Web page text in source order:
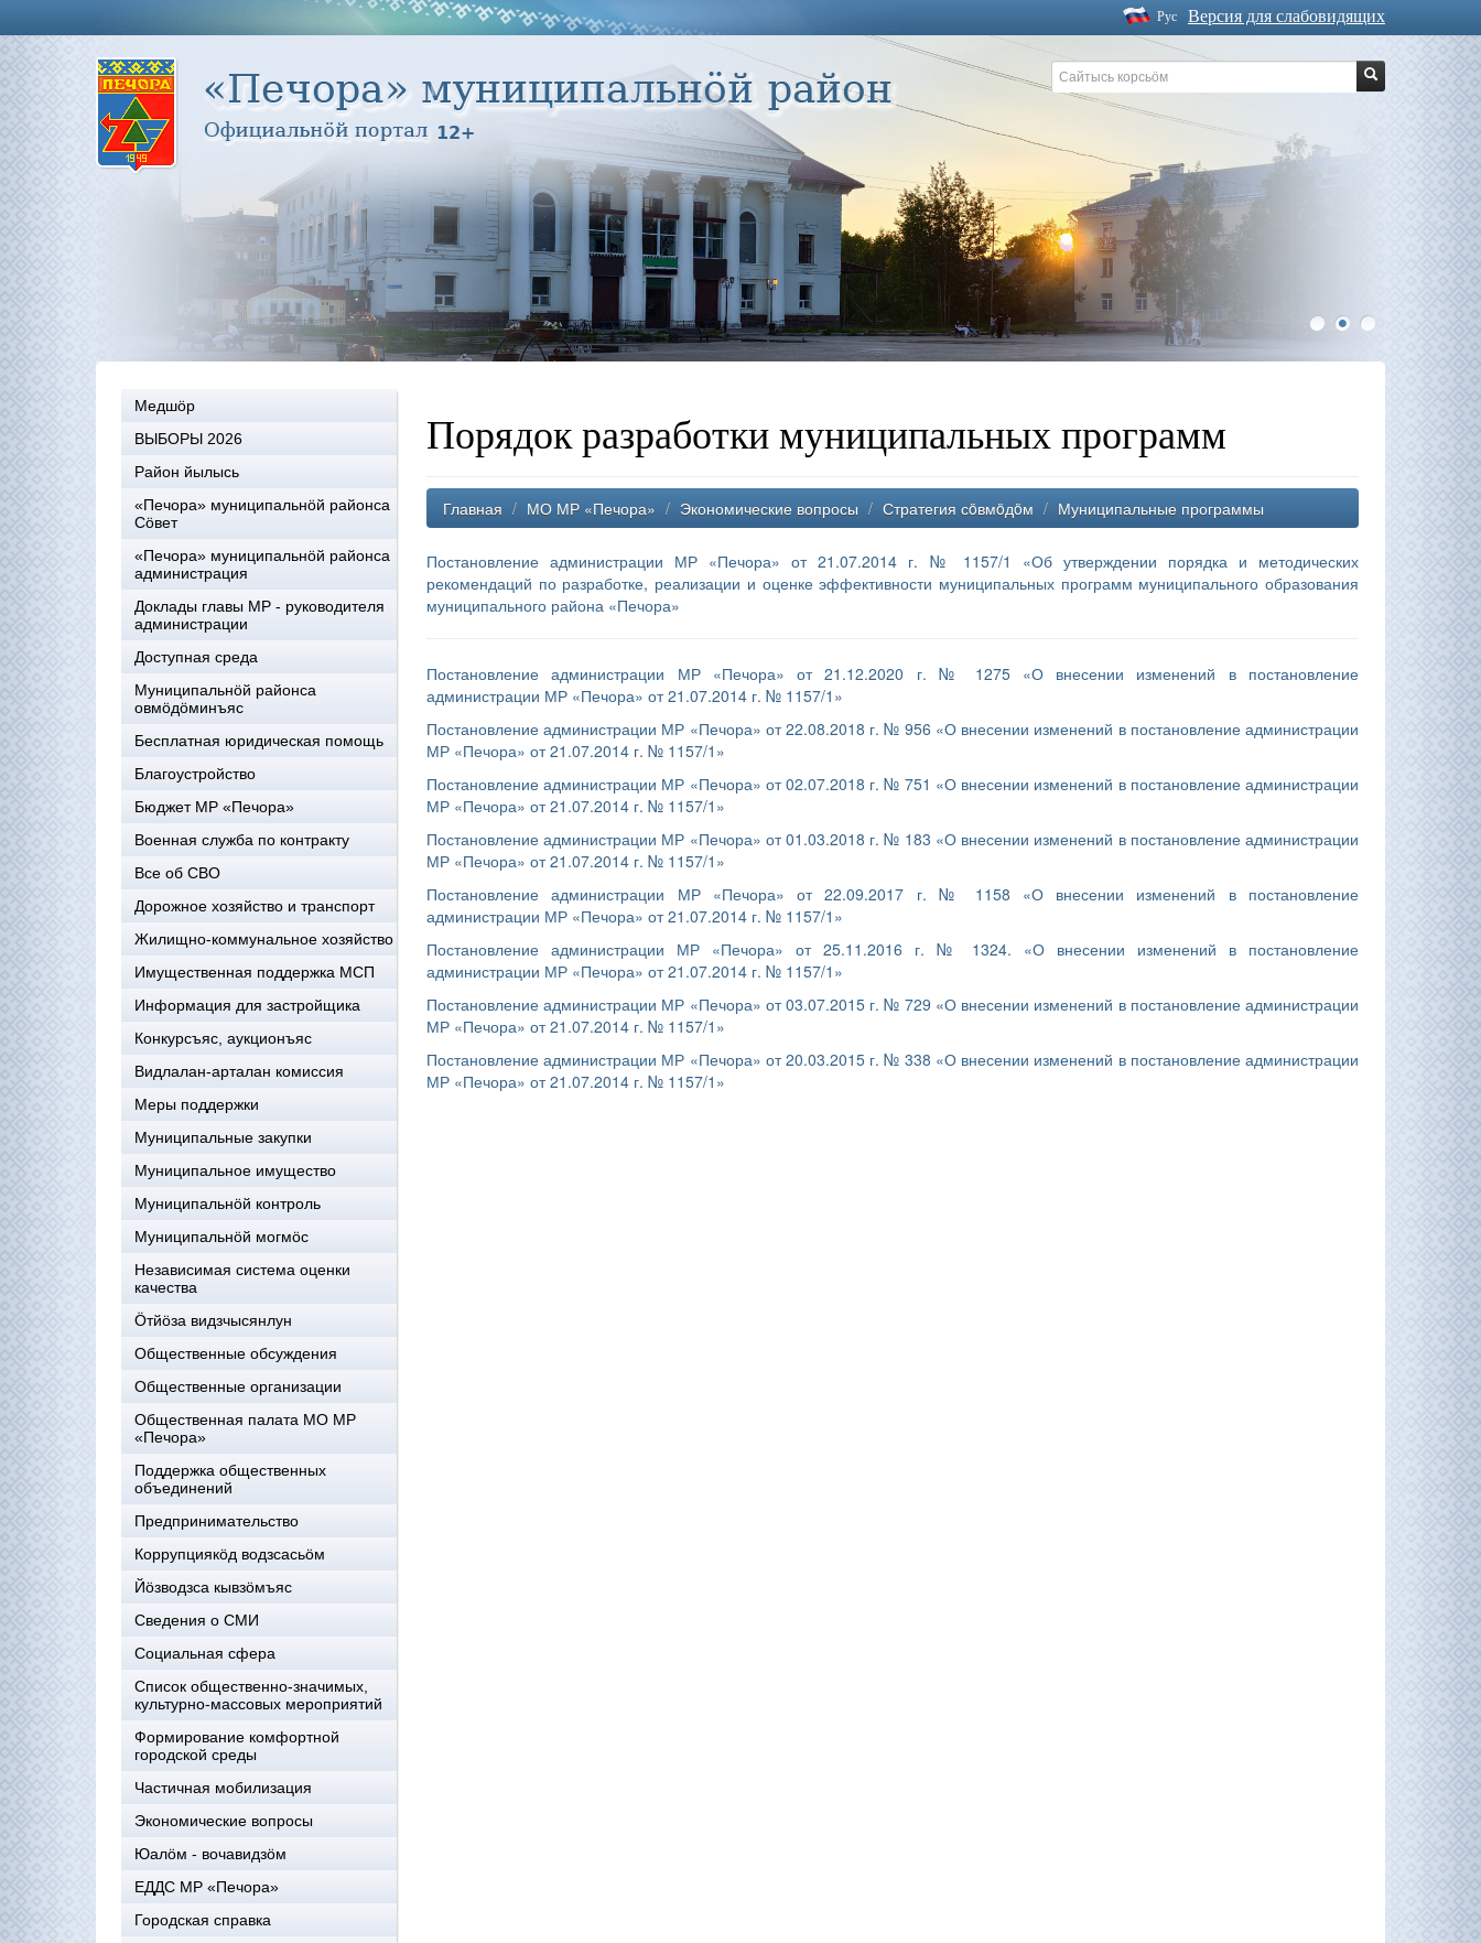
Версия для слабовидящих
Рус
1 2 3
Медшöр
ВЫБОРЫ 2026
Район йылысь
«Печора» муниципальнöй районса
Сöвет
«Печора» муниципальнöй районса
администрация
Доклады главы МР - руководителя
администрации
Доступная среда
Муниципальнöй районса
овмöдöминъяс
Бесплатная юридическая помощь
Благоустройство
Бюджет МР «Печора»
Военная служба по контракту
Все об СВО
Дорожное хозяйство и транспорт
Жилищно-коммунальное хозяйство
Имущественная поддержка МСП
Информация для застройщика
Конкурсъяс, аукционъяс
Видлалан-арталан комиссия
Меры поддержки
Муниципальные закупки
Муниципальное имущество
Муниципальнӧй контроль
Муниципальнöй могмöс
Независимая система оценки
качества
Öтйöза видзчысянлун
Общественные обсуждения
Общественные организации
Общественная палата МО МР
«Печора»
Поддержка общественных
объединений
Предпринимательство
Коррупциякöд водзсасьöм
Йöзводзса кывзöмъяс
Сведения о СМИ
Социальная сфера
Список общественно-значимых,
культурно-массовых мероприятий
Формирование комфортной
городской среды
Частичная мобилизация
Экономические вопросы
Юалӧм - вочавидзӧм
ЕДДС МР «Печора»
Городская справка
Порядок разработки муниципальных программ
Главная / МО МР «Печора» / Экономические вопросы / Стратегия сöвмöдöм / Муниципальные программы
Постановление администрации МР «Печора» от 21.07.2014 г. № 1157/1 «Об утверждении порядка и методических
рекомендаций по разработке, реализации и оценке эффективности муниципальных программ муниципального образования
муниципального района «Печора»
Постановление администрации МР «Печора» от 21.12.2020 г. № 1275 «О внесении изменений в постановление
администрации МР «Печора» от 21.07.2014 г. № 1157/1»
Постановление администрации МР «Печора» от 22.08.2018 г. № 956 «О внесении изменений в постановление администрации
МР «Печора» от 21.07.2014 г. № 1157/1»
Постановление администрации МР «Печора» от 02.07.2018 г. № 751 «О внесении изменений в постановление администрации
МР «Печора» от 21.07.2014 г. № 1157/1»
Постановление администрации МР «Печора» от 01.03.2018 г. № 183 «О внесении изменений в постановление администрации
МР «Печора» от 21.07.2014 г. № 1157/1»
Постановление администрации МР «Печора» от 22.09.2017 г. № 1158 «О внесении изменений в постановление
администрации МР «Печора» от 21.07.2014 г. № 1157/1»
Постановление администрации МР «Печора» от 25.11.2016 г. № 1324. «О внесении изменений в постановление
администрации МР «Печора» от 21.07.2014 г. № 1157/1»
Постановление администрации МР «Печора» от 03.07.2015 г. № 729 «О внесении изменений в постановление администрации
МР «Печора» от 21.07.2014 г. № 1157/1»
Постановление администрации МР «Печора» от 20.03.2015 г. № 338 «О внесении изменений в постановление администрации
МР «Печора» от 21.07.2014 г. № 1157/1»